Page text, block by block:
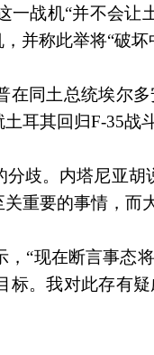
战机“并不会让
并称此举将“破坏
同土总统埃尔
耳其回归F-35战
歧。内塔尼亚胡
重要的事情，而
“现在断言事态
。我对此存有